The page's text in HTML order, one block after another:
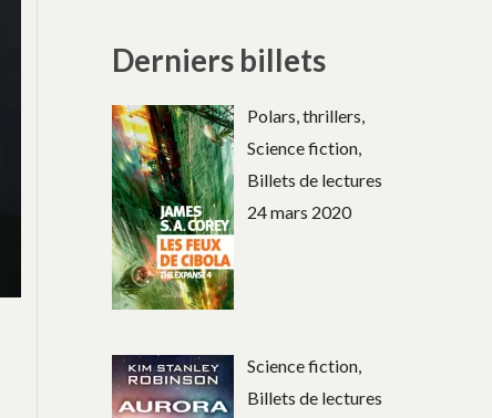
Derniers billets
Polars, thrillers,
Science fiction,
Billets de lectures
24 mars 2020
Science fiction,
Billets de lectures